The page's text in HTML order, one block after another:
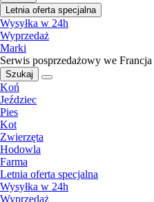
Letnia oferta specjalna
Wysyłka w 24h
Wyprzedaż
Marki
Serwis posprzedażowy we Francja
Szukaj
Koń
Jeździec
Pies
Kot
Zwierzęta
Hodowla
Farma
Letnia oferta specjalna
Wysyłka w 24h
Wyprzedaż